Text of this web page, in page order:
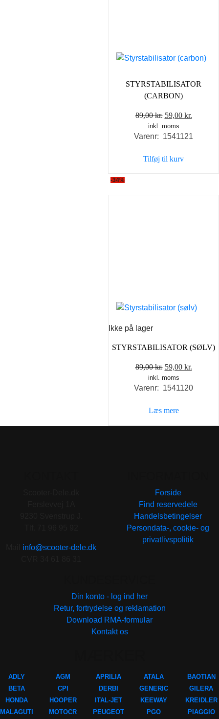
STYRSTABILISATOR
(CARBON)
89,00kr. Den
oprindelige
pris
89,00 kr..
59,00 kr.
pris
inkl. moms
Varenr: 1541121
Tilføj til kurv
-34%
Ikke på lager
STYRSTABILISATOR (SØLV)
89,00kr. Den
oprindelige
pris
89,00 kr..
59,00 kr.
pris
inkl. moms
Varenr: 1541120
Læs mere
info@scooter-dele.dk
Forside
Find reservedele
Handelsbetingelser
Persondata-, cookie- og
privatlivspolitik
Din konto - log ind her
Retur, fortrydelse og reklamation
Download RMA-formular
Kontakt os
ADLY
BETA
HONDA
MALAGUTI
AGM
CPI
HOOPER
MOTOCR
APRILIA
DERBI
ITAL-JET
PEUGEOT
ATALA
GENERIC
KEEWAY
PGO
BAOTIAN
GILERA
KREIDLER
PIAGGIO